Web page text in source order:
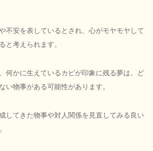
不安を表しているとされ、心がモヤモヤして
と考えられます。
何かに生えているカビが印象に残る夢は、ど
い物事がある可能性があります。
してきた物事や対人関係を見直してみる良い